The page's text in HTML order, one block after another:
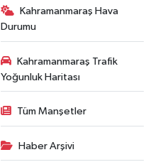
Kahramanmaraş Hava
Durumu
Kahramanmaraş Trafik
Yoğunluk Haritası
Tüm Manşetler
Haber Arşivi